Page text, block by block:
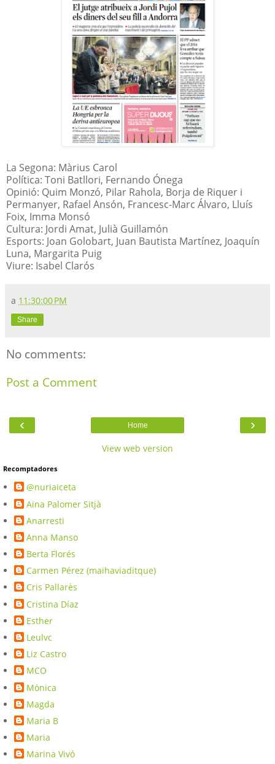
La Segona: Màrius Carol
Política: Toni Batllori, Fernando Ónega
Opinió: Quim Monzó, Pilar Rahola, Borja de Riquer i
Permanyer, Rafael Ansón, Francesc-Marc Álvaro, Lluís
Foix, Imma Monsó
Cultura: Jordi Amat, Julià Guillamón
Esports: Joan Golobart, Juan Bautista Martínez, Joaquín
Luna, Margarita Puig
Viure: Isabel Clarós
a 11:30:00 PM
Share
No comments:
Post a Comment
‹ ›
Home
View web version
Recomptadores
@nuriaiceta
Aina Palomer Sitjà
Anarresti
Anna Manso
Berta Florés
Carmen Pérez (maihaviaditque)
Cris Pallarès
Cristina Díaz
Esther
Leulvc
Liz Castro
MCO
Mònica
Magda
Maria B
Maria
Marina Vivó